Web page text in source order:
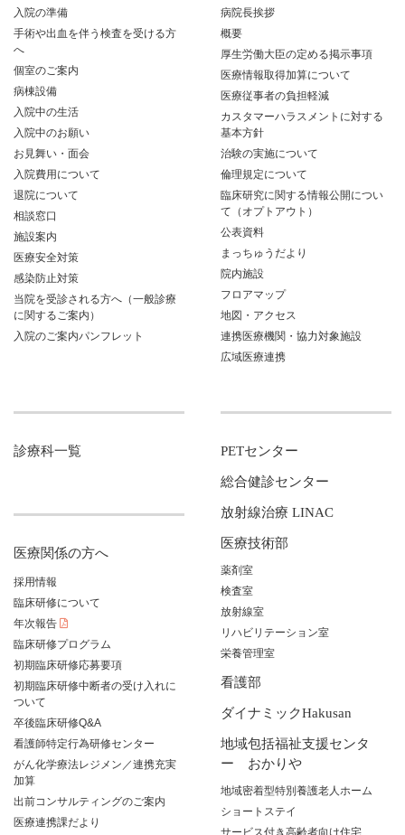
入院の準備
手術や出血を伴う検査を受ける方
へ
個室のご案内
病棟設備
入院中の生活
入院中のお願い
お見舞い・面会
入院費用について
退院について
相談窓口
施設案内
医療安全対策
感染防止対策
当院を受診される方へ（一般診療
に関するご案内）
入院のご案内パンフレット
病院長挨拶
概要
厚生労働大臣の定める掲示事項
医療情報取得加算について
医療従事者の負担軽減
カスタマーハラスメントに対する
基本方針
治験の実施について
倫理規定について
臨床研究に関する情報公開につい
て（オプトアウト）
公表資料
まっちゅうだより
院内施設
フロアマップ
地図・アクセス
連携医療機関・協力対象施設
広域医療連携
診療科一覧
医療関係の方へ
採用情報
臨床研修について
年次報告
臨床研修プログラム
初期臨床研修応募要項
初期臨床研修中断者の受け入れに
ついて
卒後臨床研修Q&A
看護師特定行為研修センター
がん化学療法レジメン／連携充実
加算
出前コンサルティングのご案内
医療連携課だより
PETセンター
総合健診センター
放射線治療 LINAC
医療技術部
薬剤室
検査室
放射線室
リハビリテーション室
栄養管理室
看護部
ダイナミックHakusan
地域包括福祉支援センタ
ー おかりや
地域密着型特別養護老人ホーム
ショートステイ
サービス付き高齢者向け住宅